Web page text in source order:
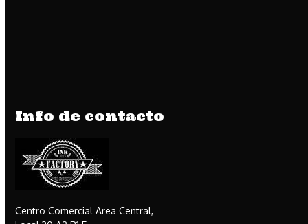
Info de contacto
Centro Comercial Area Central,